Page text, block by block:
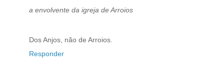
a envolvente da igreja de Arroios
Dos Anjos, não de Arroios.
Responder